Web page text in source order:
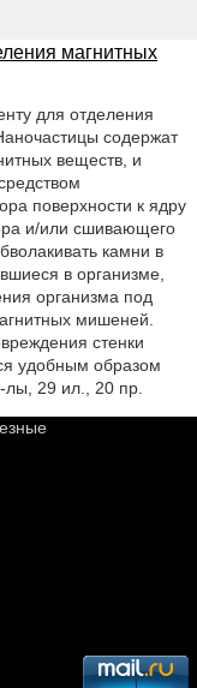
магнитных
для отделения
содержат
веществ, и
поверхности к ядру
и/или сшивающего
камни в
в организме,
организма под
мишеней.
стенки
удобным образом
29 ил., 20 пр.